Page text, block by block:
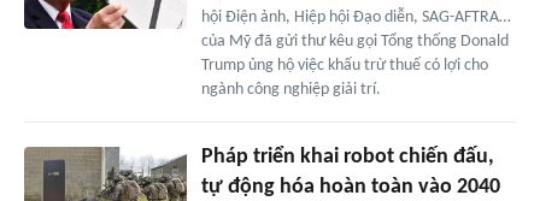
hội Điện ảnh, Hiệp hội Đạo diễn, SAG-AFTRA…
của Mỹ đã gửi thư kêu gọi Tổng thống Donald
Trump ủng hộ việc khấu trừ thuế có lợi cho
ngành công nghiệp giải trí.
Pháp triển khai robot chiến đấu,
tự động hóa hoàn toàn vào 2040